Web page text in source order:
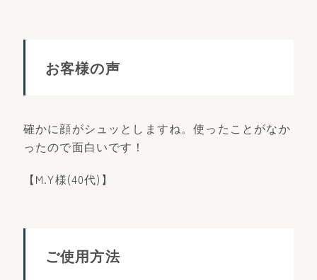
お客様の声
確かに顔がシュッとしますね。使ったことがなか
ったので面白いです！
【M.Y様(40代)】
ご使用方法